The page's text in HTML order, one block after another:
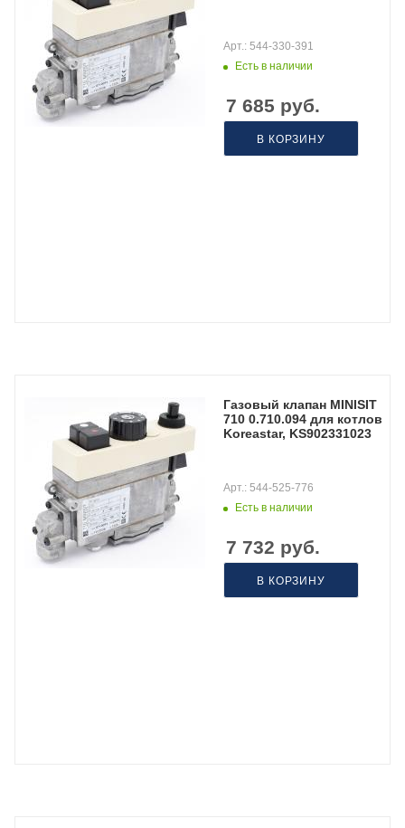
Есть в наличии
Арт.: 544-330-391
7 685 руб.
В КОРЗИНУ
Газовый клапан MINISIT
710 0.710.094 для котлов
Koreastar, KS902331023
Есть в наличии
Арт.: 544-525-776
7 732 руб.
В КОРЗИНУ